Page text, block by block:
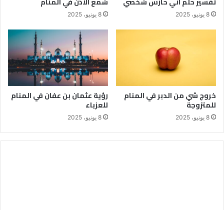
8 يونيو، 2025 8 يونيو، 2025
خروج شي من الدبر في المنام
للمتزوجة
8 يونيو، 2025
رؤية عثمان بن عفان في المنام
للعزباء
8 يونيو، 2025